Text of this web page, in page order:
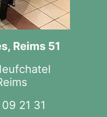
Reims 51
21 31